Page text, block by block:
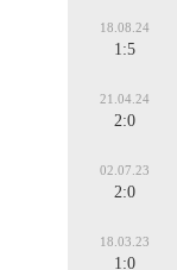
18.08.24
1:5
21.04.24
2:0
02.07.23
2:0
18.03.23
1:0